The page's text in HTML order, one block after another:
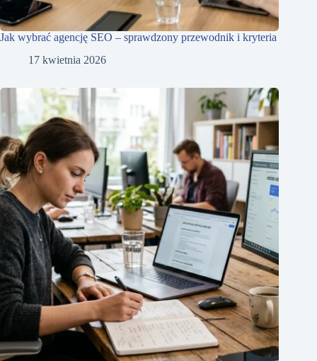
Jak wybrać agencję SEO – sprawdzony przewodnik i kryteria
17 kwietnia 2026